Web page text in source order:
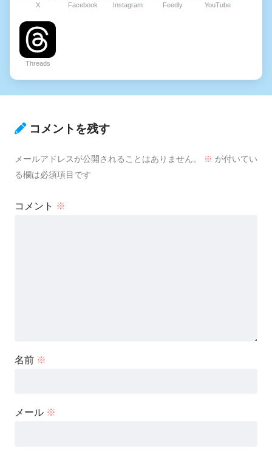
X Facebook Instagram Feedly YouTube
Threads
コメントを残す
メールアドレスが公開されることはありません。 ※ が付いてい
る欄は必須項目です
コメント ※
名前 ※
メール ※